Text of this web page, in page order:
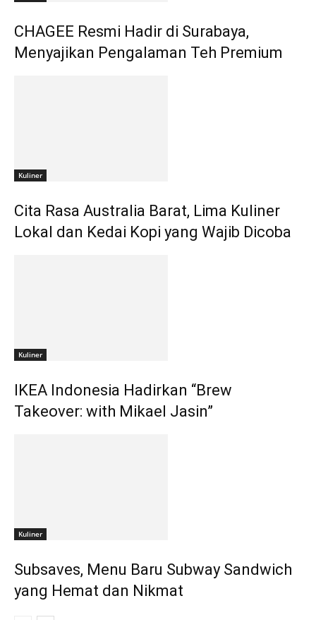
CHAGEE Resmi Hadir di Surabaya,
Menyajikan Pengalaman Teh Premium
Kuliner
Cita Rasa Australia Barat, Lima Kuliner
Lokal dan Kedai Kopi yang Wajib Dicoba
Kuliner
IKEA Indonesia Hadirkan “Brew
Takeover: with Mikael Jasin”
Kuliner
Subsaves, Menu Baru Subway Sandwich
yang Hemat dan Nikmat